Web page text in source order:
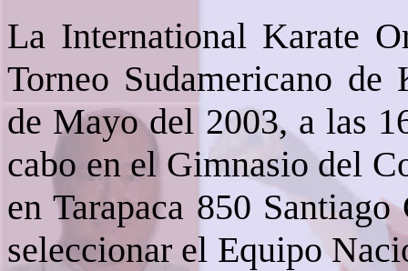
La International Karate
Torneo Sudamericano
de Mayo del 2003, a las
cabo en el Gimnasio del
en Tarapaca 850
seleccionar el Equipo